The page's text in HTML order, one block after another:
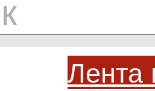
Лента